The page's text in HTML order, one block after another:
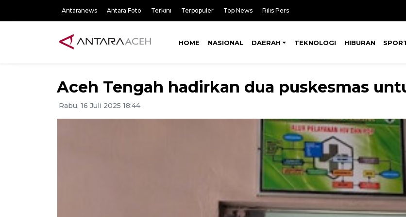
Antaranews Antara Foto Terkini Terpopuler Top News Rilis Pers
HOME NASIONAL DAERAH TEKNOLOGI HIBURAN
Aceh Tengah hadirkan dua puskesmas
Rabu, 16 Juli 2025 18:44